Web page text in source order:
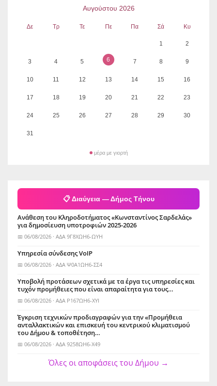
Αυγούστου 2026
Δε Τρ Τε Πε Πα Σά Κυ
1 2
3 4 5 6 7 8 9
10 11 12 13 14 15 16
17 18 19 20 21 22 23
24 25 26 27 28 29 30
31
μέρα με γιορτή
📋 Διαύγεια — Δήμος Τήνου
Ανάθεση του Κληροδοτήματος «Κωνσταντίνος Σαρδελάς»
για δημοσίευση υποτροφιών 2025-2026
📅 06/08/2026 · ΑΔΑ 9Γ8ΧΩΗ6-ΩΥΗ
Yπηρεσία σύνδεσης VoIP
📅 06/08/2026 · ΑΔΑ Ψ0Α1ΩΗ6-ΣΣ4
Υποβολή προτάσεων σχετικά με τα έργα τις υπηρεσίες και
τυχόν προμήθειες που είναι απαραίτητα για τους…
📅 06/08/2026 · ΑΔΑ Ρ167ΩΗ6-ΧΥΙ
Έγκριση τεχνικών προδιαγραφών για την «Προμήθεια
ανταλλακτικών και επισκευή του κεντρικού κλιματισμού
του Δήμου & τοποθέτηση…
📅 06/08/2026 · ΑΔΑ 9258ΩΗ6-Χ49
Όλες οι αποφάσεις του Δήμου →